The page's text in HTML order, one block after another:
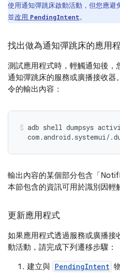
使用通知彈跳床啟動活動，但您應避
並改用 PendingIntent。
找出做為通知彈跳床的應用
測試應用程式時，輕觸通知後，
通知彈跳床的服務或廣播接收器
令的輸出內容：
adb shell dumpsys
輸出內容的某個部分包含「
本節包含的資訊可用於識別因輕
更新應用程式
如果應用程式透過服務或廣播接
動活動，請完成下列遷移步驟：
建立與 PendingIntent